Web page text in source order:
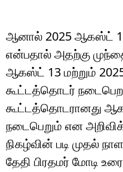
ஆனால் 2025 ஆகஸ்ட்
என்பதால் அதற்கு
ஆகஸ்ட் 13 மற்றும்
கூட்டத்தொடர்
கூட்டத்தொடரானது
நடைபெறும் என
நிகழ்வின் படி முதல்
தேதி பிரதமர் மோடி